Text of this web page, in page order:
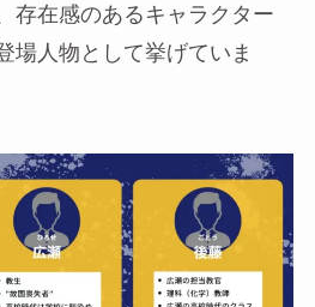
存在感のあるキャラクター
場人物として挙げていま